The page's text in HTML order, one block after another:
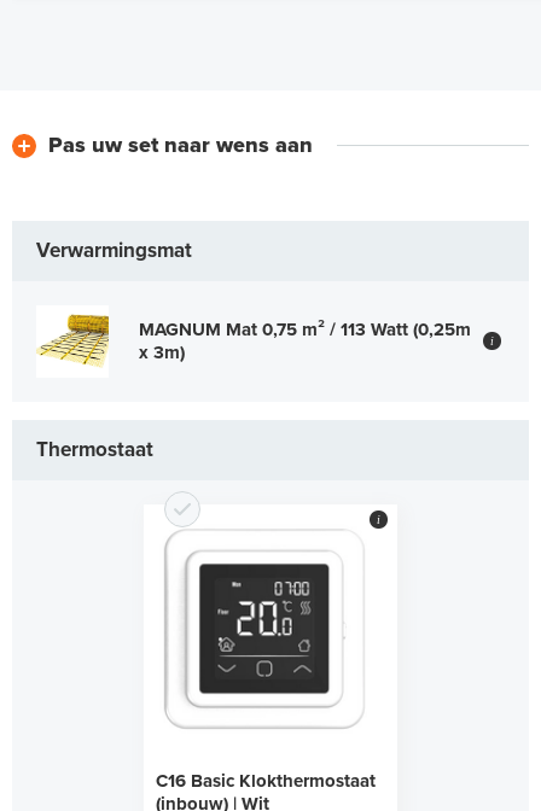
Pas uw set naar wens aan
Verwarmingsmat
MAGNUM Mat 0,75 m² / 113 Watt (0,25m
x 3m)
i
Thermostaat
C16 Basic Klokthermostaat
(inbouw) | Wit
i